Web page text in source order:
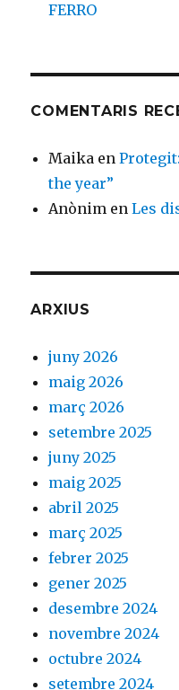
FERRO
COMENTARIS
Maika en
the year”
Anònim enLes
ARXIUS
juny 2026
maig 2026
març 2026
setembre 2025
juny 2025
maig 2025
abril 2025
març 2025
febrer 2025
gener 2025
desembre 2024
novembre 2024
octubre 2024
setembre 2024